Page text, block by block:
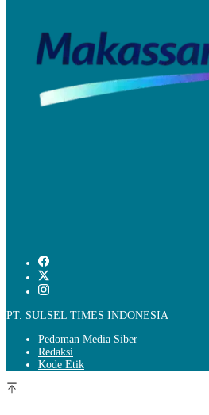
PT. SULSEL TIMES INDONESIA
Pedoman Media Siber
Redaksi
Kode Etik